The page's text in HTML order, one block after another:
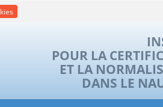
POUR LA
ET LA
DANS LE